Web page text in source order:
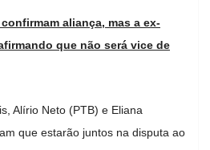
aliança, mas a ex-
que não será vice de
Alírio Neto (PTB) e Eliana
que estarão juntos na disputa ao